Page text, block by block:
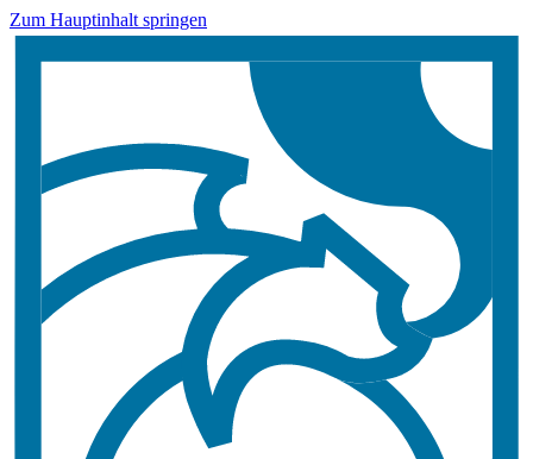
Zum Hauptinhalt springen